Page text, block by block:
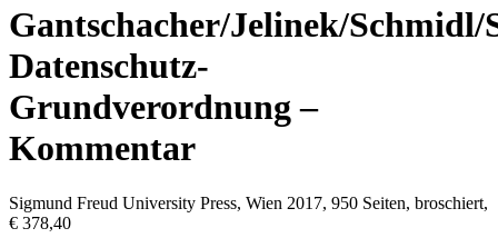
Gantschacher/Jelinek/Schmidl/
Datenschutz-
Grundverordnung –
Kommentar
Sigmund Freud University Press, Wien 2017, 950 Seiten, broschiert,
€ 378,40